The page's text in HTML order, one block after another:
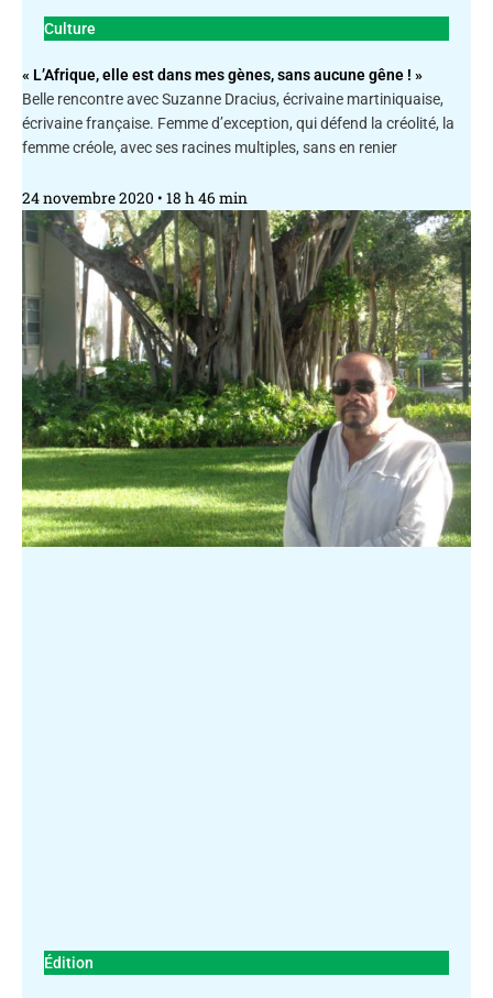
Culture
« L’Afrique, elle est dans mes gènes, sans aucune gêne ! »
Belle rencontre avec Suzanne Dracius, écrivaine martiniquaise,
écrivaine française. Femme d’exception, qui défend la créolité, la
femme créole, avec ses racines multiples, sans en renier
24 novembre 2020 18 h 46 min
Édition